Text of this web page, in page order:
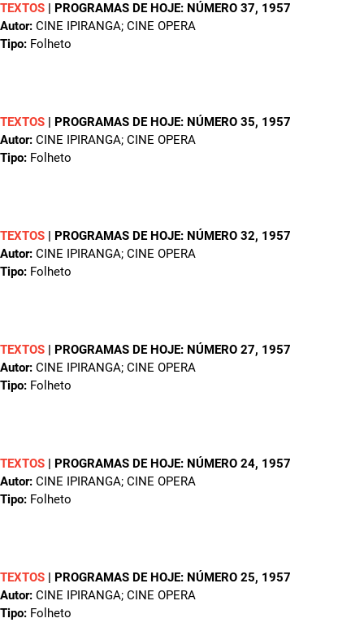
TEXTOS | PROGRAMAS DE HOJE: NÚMERO 37, 1957
Autor: CINE IPIRANGA; CINE OPERA
Tipo: Folheto
TEXTOS | PROGRAMAS DE HOJE: NÚMERO 35, 1957
Autor: CINE IPIRANGA; CINE OPERA
Tipo: Folheto
TEXTOS | PROGRAMAS DE HOJE: NÚMERO 32, 1957
Autor: CINE IPIRANGA; CINE OPERA
Tipo: Folheto
TEXTOS | PROGRAMAS DE HOJE: NÚMERO 27, 1957
Autor: CINE IPIRANGA; CINE OPERA
Tipo: Folheto
TEXTOS | PROGRAMAS DE HOJE: NÚMERO 24, 1957
Autor: CINE IPIRANGA; CINE OPERA
Tipo: Folheto
TEXTOS | PROGRAMAS DE HOJE: NÚMERO 25, 1957
Autor: CINE IPIRANGA; CINE OPERA
Tipo: Folheto